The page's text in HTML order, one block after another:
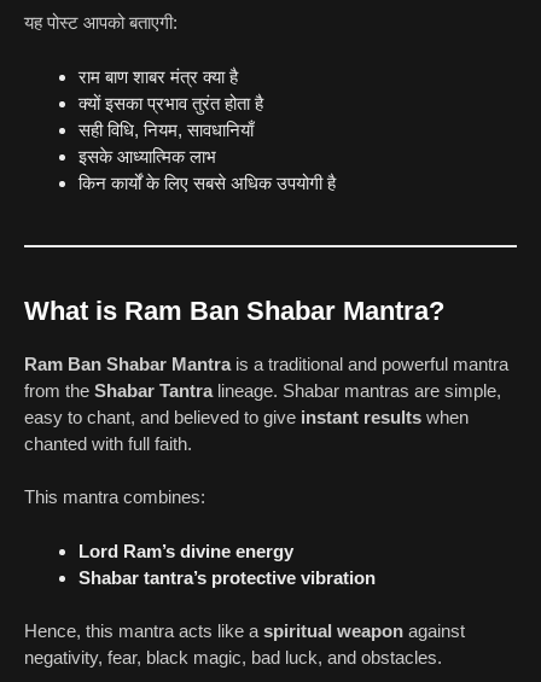
यह पोस्ट आपको बताएगी:
राम बाण शाबर मंत्र क्या है
क्यों इसका प्रभाव तुरंत होता है
सही विधि, नियम, सावधानियाँ
इसके आध्यात्मिक लाभ
किन कार्यों के लिए सबसे अधिक उपयोगी है
What is Ram Ban Shabar Mantra?
Ram Ban Shabar Mantrais a traditional and powerful mantra
from the Shabar Tantralineage. Shabar mantras are simple,
easy to chant, and believed to give instant results when
chanted with full faith.
This mantra combines:
Lord Ram’s divine energy
Shabar tantra’s protective vibration
Hence, this mantra acts like aspiritual weapon against
negativity, fear, black magic, bad luck, and obstacles.